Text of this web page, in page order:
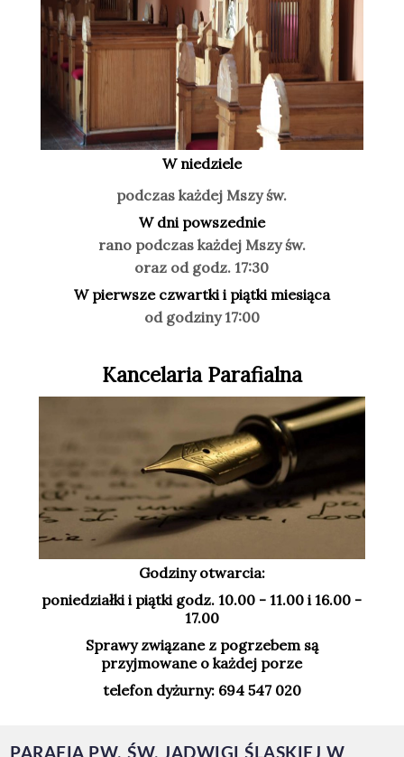
W niedziele
podczas każdej Mszy św.
W dni powszednie
rano podczas każdej Mszy św.
oraz od godz. 17:30
W pierwsze czwartki i piątki miesiąca
od godziny 17:00
Kancelaria Parafialna
Godziny otwarcia:
poniedziałki i piątki godz. 10.00 - 11.00 i 16.00 -
17.00
Sprawy związane z pogrzebem są
przyjmowane o każdej porze
telefon dyżurny: 694 547 020